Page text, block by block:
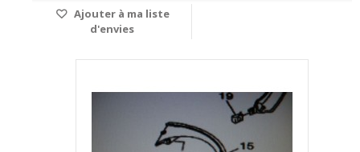
Ajouter à ma liste
d'envies